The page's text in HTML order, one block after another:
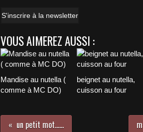
S'inscrire à la newsletter
VOUS AIMEREZ AUSSI :
Mandise au nutella (
comme à MC DO)
beignet au nutella,
cuisson au four
un petit mot......